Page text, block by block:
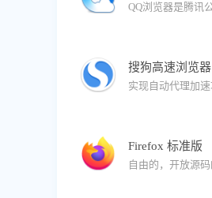
搜狗高速浏览器
Firefox 标准版